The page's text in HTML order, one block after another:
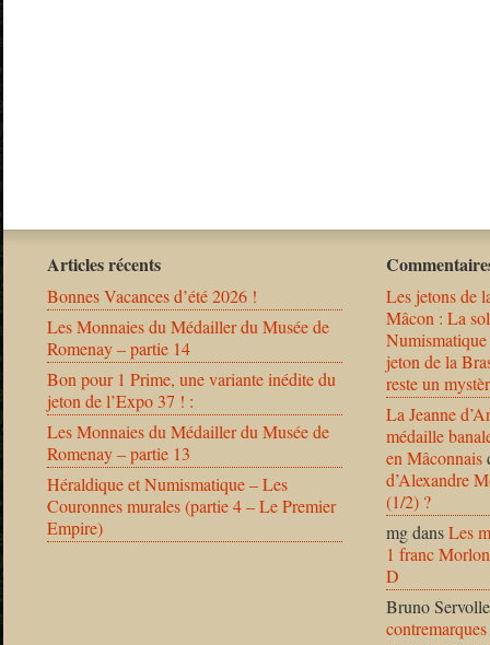
Articles récents
Bonnes Vacances d’été 2026 !
Les Monnaies du Médailler du Musée de
Romenay – partie 14
Bon pour 1 Prime, une variante inédite du
jeton de l’Expo 37 ! :
Les Monnaies du Médailler du Musée de
Romenay – partie 13
Héraldique et Numismatique – Les
Couronnes murales (partie 4 – Le Premier
Empire)
Les jetons de
Mâcon : La
jeton de la
reste un
La Jeanne
médaille
en Mâconnais
d’Alexandre
(1/2) ?
mgdansLes
1 franc
D
Bruno Servolle